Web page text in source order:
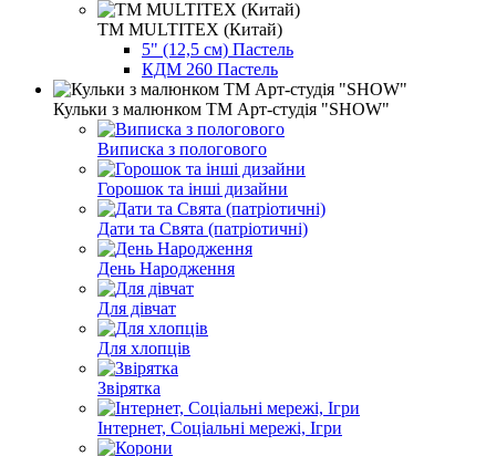
ТМ MULTITEX (Китай)
5" (12,5 см) Пастель
КДМ 260 Пастель
Кульки з малюнком ТМ Арт-студія "SHOW"
Виписка з пологового
Горошок та інші дизайни
Дати та Свята (патріотичні)
День Народження
Для дівчат
Для хлопців
Звірятка
Інтернет, Соціальні мережі, Ігри